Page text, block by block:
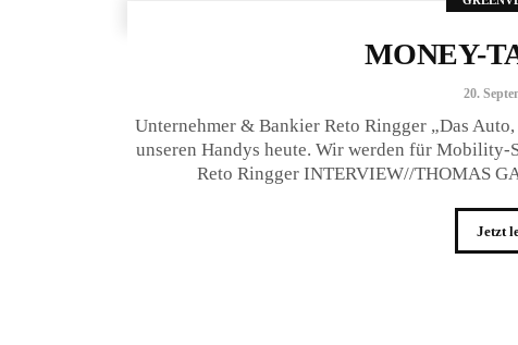
MONEY-
20.
Unternehmer & Bankier Reto Ringger „Das
unseren Handys heute. Wir werden für
Reto Ringger INTERVIEW//THOMAS
Jetzt